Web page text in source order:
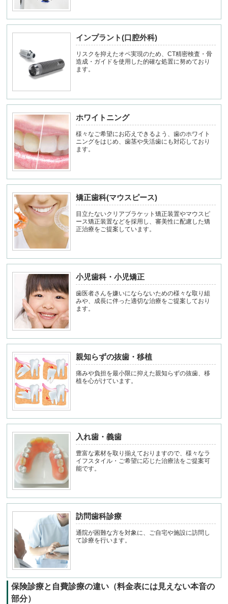
インプラント(口腔外科)
リスクを抑えたオペ実現のため、CT精密検査・骨
造成・ガイドを使用した的確な処置に努めており
ます。
ホワイトニング
様々なご希望にお応えできるよう、歯のホワイト
ニングをはじめ、歯茎や失活歯にも対応しており
ます。
矯正歯科(マウスピース)
目立たないクリアブラケット矯正装置やマウスピ
ース矯正装置などを採用し、審美性に配慮した矯
正治療をご提案しています。
小児歯科・小児矯正
歯医者さんを嫌いにならないための様々な取り組
みや、成長に伴った適切な治療をご提案しており
ます。
親知らずの抜歯・移植
痛みや負担を最小限に抑えた親知らずの抜歯、移
植を心がけています。
入れ歯・義歯
豊富な素材を取り揃えておりますので、様々なラ
イフスタイル・ご希望に応じた治療法をご提案可
能です。
訪問歯科診療
通院が困難な方を対象に、ご自宅や施設に訪問し
て診療を行います。
保険診療と自費診療の違い（料金表には見えない本音の
部分）